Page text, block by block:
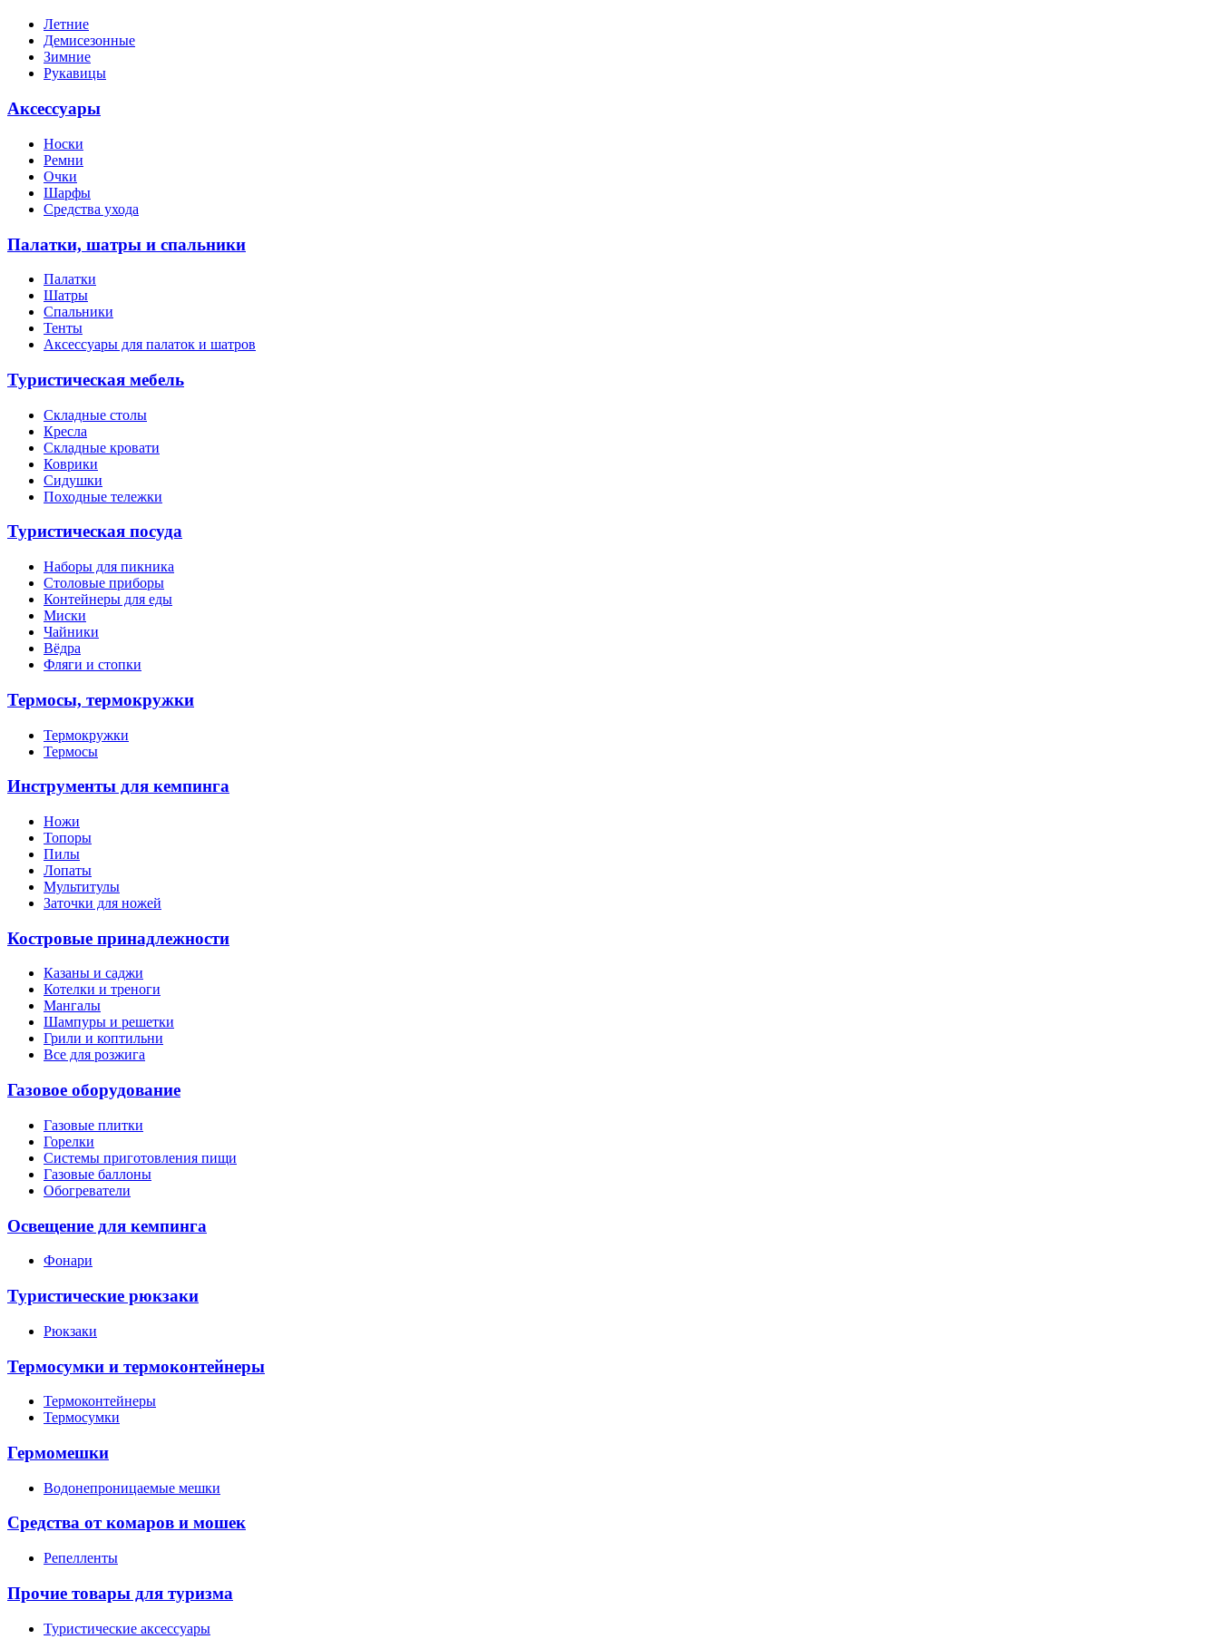
Летние
Демисезонные
Зимние
Рукавицы
Аксессуары
Носки
Ремни
Очки
Шарфы
Средства ухода
Палатки, шатры и спальники
Палатки
Шатры
Спальники
Тенты
Аксессуары для палаток и шатров
Туристическая мебель
Складные столы
Кресла
Складные кровати
Коврики
Сидушки
Походные тележки
Туристическая посуда
Наборы для пикника
Столовые приборы
Контейнеры для еды
Миски
Чайники
Вёдра
Фляги и стопки
Термосы, термокружки
Термокружки
Термосы
Инструменты для кемпинга
Ножи
Топоры
Пилы
Лопаты
Мультитулы
Заточки для ножей
Костровые принадлежности
Казаны и саджи
Котелки и треноги
Мангалы
Шампуры и решетки
Грили и коптильни
Все для розжига
Газовое оборудование
Газовые плитки
Горелки
Системы приготовления пищи
Газовые баллоны
Обогреватели
Освещение для кемпинга
Фонари
Туристические рюкзаки
Рюкзаки
Термосумки и термоконтейнеры
Термоконтейнеры
Термосумки
Гермомешки
Водонепроницаемые мешки
Средства от комаров и мошек
Репелленты
Прочие товары для туризма
Туристические аксессуары